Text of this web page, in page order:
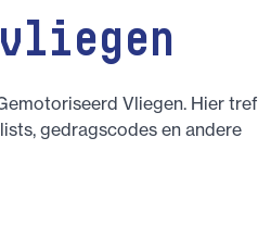
Vliegen. Hier tref
gedragscodes en andere